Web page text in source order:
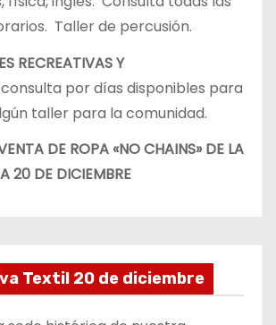
Taller de percusión.
RECREATIVAS Y
consulta por días disponibles para
taller para la comunidad.
DE ROPA «NO CHAINS» DE LA
20 DE DICIEMBRE
Textil 20 de diciembre